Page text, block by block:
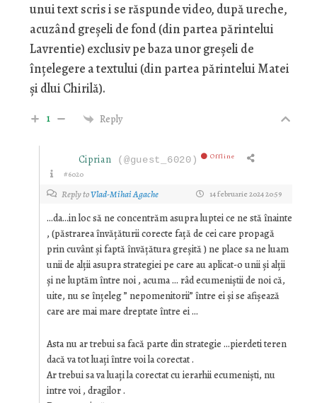
unui text scris i se răspunde video, după ureche,
acuzând greșeli de fond (din partea părintelui
Lavrentie) exclusiv pe baza unor greșeli de
înțelegere a textului (din partea părintelui Matei
și dlui Chirilă).
1 Reply
Ciprian (@guest_6020) Offline
#6020
Reply toVlad-Mihai Agache 14 februarie 2024 20:59
…da…in loc să ne concentrăm asupra luptei ce ne stă înainte
, (păstrarea învățăturii corecte față de cei care propagă
prin cuvânt și faptă învățătura greșită ) ne place sa ne luam
unii de alții asupra strategiei pe care au aplicat-o unii și alții
și ne luptăm între noi , acuma … râd ecumeniștii de noi că,
uite, nu se înțeleg ” nepomenitorii” între ei și se afișează
care are mai mare dreptate între ei …
Asta nu ar trebui sa facă parte din strategie …pierdeti teren
dacă va tot luați între voi la corectat .
Ar trebui sa va luați la corectat cu ierarhii ecumeniști, nu
intre voi , dragilor .